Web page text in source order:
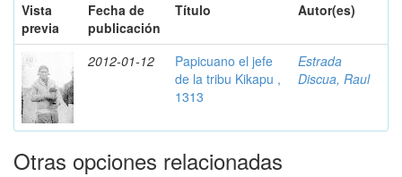
Vista
previa
Fecha de
publicación
Título Autor(es)
2012-01-12
Papicuano el jefe
de la tribu Kikapu ,
1313
Estrada
Discua, Raul
Otras opciones relacionadas